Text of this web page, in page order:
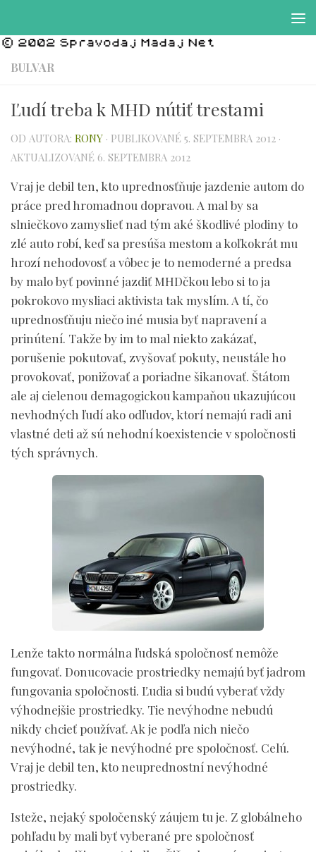
BULVAR
Ľudí treba k MHD nútiť trestami
OD AUTORA: RONY · PUBLIKOVANÉ 5. SEPTEMBRA 2012 ·
AKTUALIZOVANÉ 6. SEPTEMBRA 2012
Vraj je debil ten, kto uprednosťňuje jazdenie autom do
práce pred hromadnou dopravou. A mal by sa
slniečkovo zamyslieť nad tým aké škodlivé plodiny to
zlé auto robí, keď sa presúša mestom a koľkokrát mu
hrozí nehodovosť a vôbec je to nemoderné a predsa
by malo byť povinné jazdiť MHDčkou lebo si to ja
pokrokovo mysliaci aktivista tak myslím. A tí, čo
uprednosťňuju niečo iné musia byť napravení a
prinútení. Takže by im to mal niekto zakázať,
porušenie pokutovať, zvyšovať pokuty, neustále ho
provokovať, ponižovať a poriadne šikanovať. Štátom
ale aj cielenou demagogickou kampaňou ukazujúcou
nevhodných ľudí ako odľudov, ktorí nemajú radi ani
vlastné deti až sú nehodní koexistencie v spoločnosti
tých správnych.
Lenže takto normálna ľudská spoločnosť nemôže
fungovať. Donucovacie prostriedky nemajú byť jadrom
fungovania spoločnosti. Ľudia si budú vyberať vždy
výhodnejšie prostriedky. Tie nevýhodne nebudú
nikdy chcieť používať. Ak je podľa nich niečo
nevýhodné, tak je nevýhodné pre spoločnosť. Celú.
Vraj je debil ten, kto neuprednostní nevýhodné
prostriedky.
Isteže, nejaký spoločenský záujem tu je. Z globálneho
pohľadu by mali byť vyberané pre spoločnosť